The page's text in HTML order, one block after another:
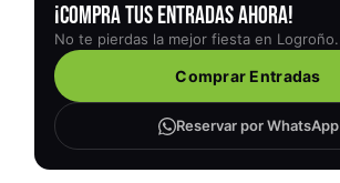
¡COMPRA TUS ENTRADAS AHORA!
No te pierdas la mejor fiesta en Logroño.
Comprar Entradas
Reservar por WhatsApp